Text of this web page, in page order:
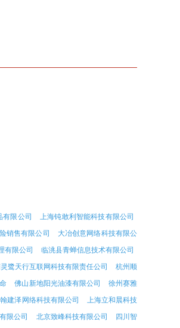
有限公司
上海钝敢利智能科技有限公司
销售有限公司
大冶创意网络科技有限公
有限公司
临洮县青蝉信息技术有限公司
鹭天行互联网科技有限责任公司
杭州顺
佛山新地阳光油漆有限公司
徐州赛雅
建泽网络科技有限公司
上海立和晨科技
限公司 北京致峰科技有限公司 四川智